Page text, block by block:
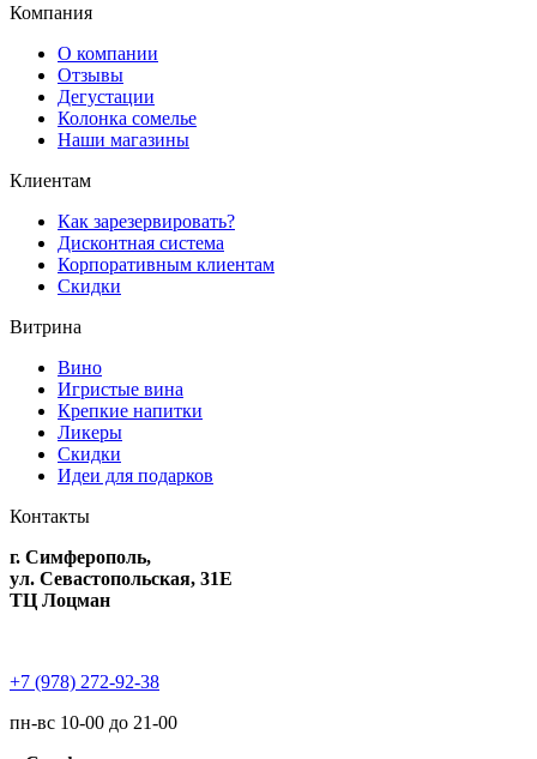
Компания
О компании
Отзывы
Дегустации
Колонка сомелье
Наши магазины
Клиентам
Как зарезервировать?
Дисконтная система
Корпоративным клиентам
Скидки
Витрина
Вино
Игристые вина
Крепкие напитки
Ликеры
Скидки
Идеи для подарков
Контакты
г. Симферополь,
ул. Севастопольская, 31Е
ТЦ Лоцман
+7 (978) 272-92-38
пн-вс 10-00 до 21-00